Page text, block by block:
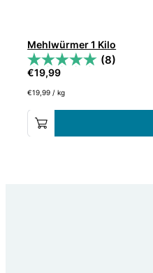
Mehlwürmer 1 Kilo
(8)
€19,99
€19,99 /kg